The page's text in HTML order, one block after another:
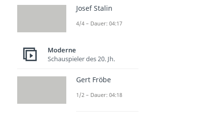
Josef Stalin
4/4 – Dauer: 04:17
Moderne
Schauspieler des 20. Jh.
Gert Fröbe
1/2 – Dauer: 04:18